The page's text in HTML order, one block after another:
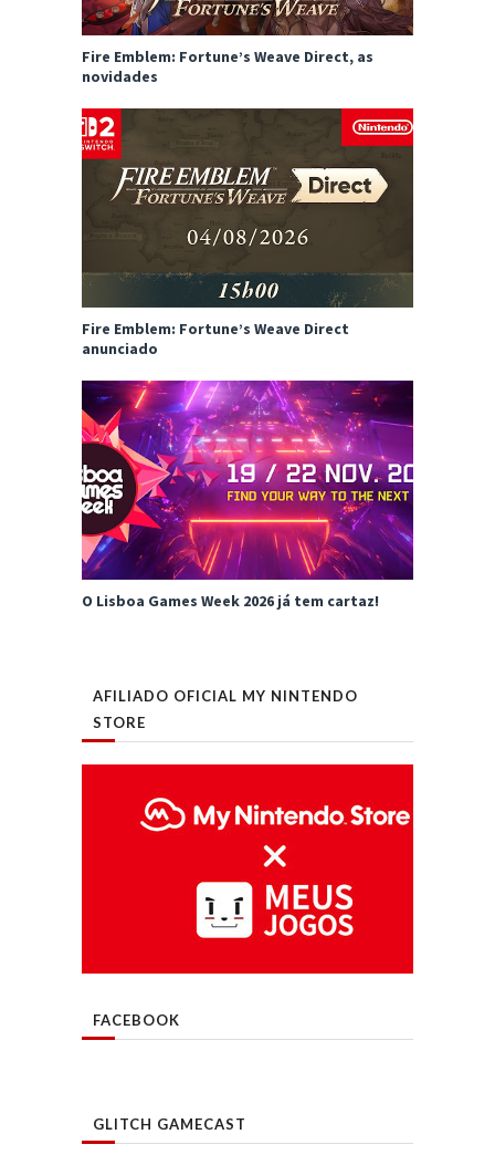
Fire Emblem: Fortune’s Weave Direct, as
novidades
Fire Emblem: Fortune’s Weave Direct
anunciado
O Lisboa Games Week 2026 já tem cartaz!
AFILIADO OFICIAL MY NINTENDO
STORE
FACEBOOK
GLITCH GAMECAST